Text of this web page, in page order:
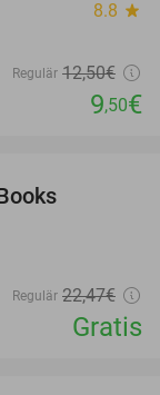
8.8 star
Regulär 12,50€
9,50€
Regulär 22,47€
Gratis